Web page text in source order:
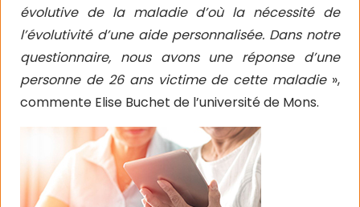
évolutive de la maladie d’où la nécessité de
l’évolutivité d’une aide personnalisée. Dans notre
questionnaire, nous avons une réponse d’une
personne de 26 ans victime de cette maladie »,
commente Elise Buchet de l’université de Mons.